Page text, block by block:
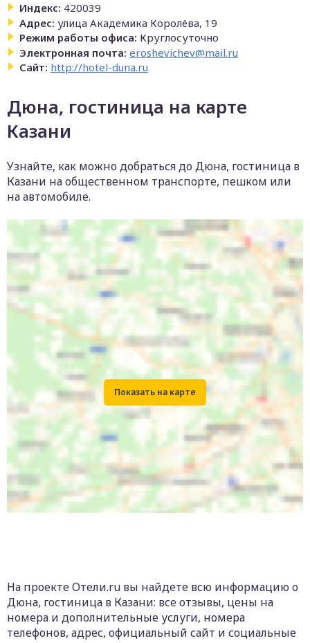
Индекс: 420039
Адрес: улица Академика Королёва, 19
Режим работы офиса: Круглосуточно
Электронная почта: eroshevichev@mail.ru
Сайт: http://hotel-duna.ru
Дюна, гостиница на карте
Казани
Узнайте, как можно добраться до Дюна, гостиница в
Казани на общественном транспорте, пешком или
на автомобиле.
На проекте Отели.ru вы найдете всю информацию о
Дюна, гостиница в Казани: все отзывы, цены на
номера и дополнительные услуги, номера
телефонов, адрес, официальный сайт и социальные